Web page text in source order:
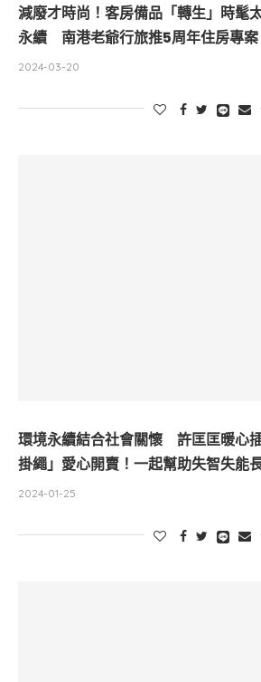
減廢才時尚！客房備品「轉生」時髦
永續 南港老爺行旅推5周年住房專
2024-03-20
環境永續結合社會關懷 許匡匡暖心
掛繩」愛心開賣！一起幫助失智失能
2024-01-25